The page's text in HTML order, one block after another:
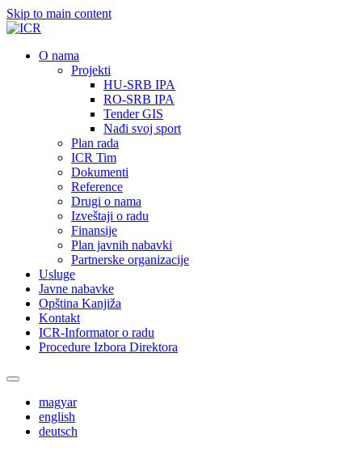
Skip to main content
О nama
Projekti
HU-SRB IPA
RO-SRB IPA
Tender GIS
Nađi svoj sport
Plan rada
ICR Tim
Dokumenti
Reference
Drugi o nama
Izveštaji o radu
Finansije
Plan javnih nabavki
Partnerske organizacije
Usluge
Javne nabavke
Opština Kanjiža
Kontakt
ICR-Informator o radu
Procedure Izbora Direktora
magyar
english
deutsch